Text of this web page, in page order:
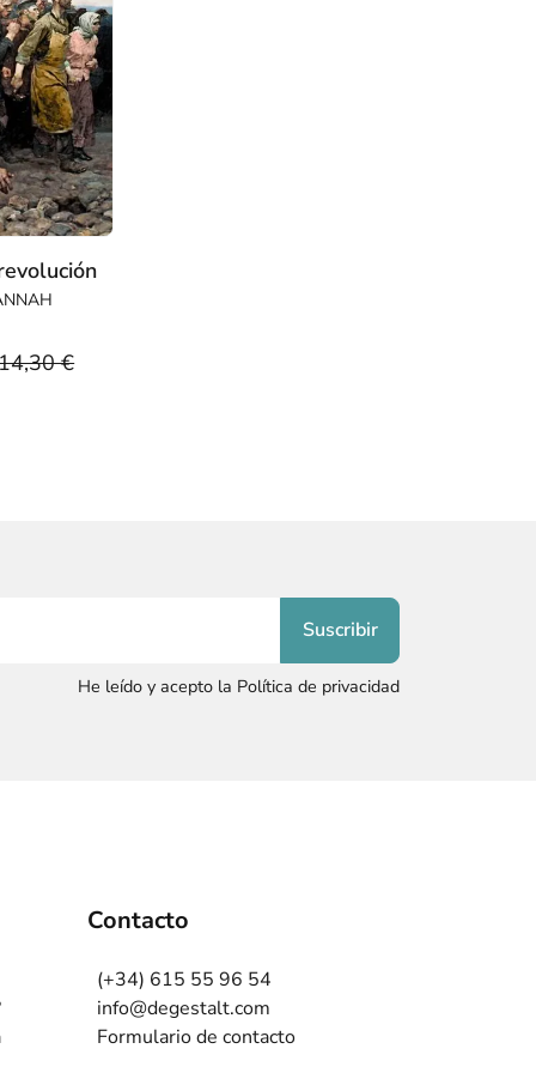
€
He leído y acepto la Política de privacidad
Contacto
(+34) 615 55 96 54
info@degestalt.com
Formulario de contacto